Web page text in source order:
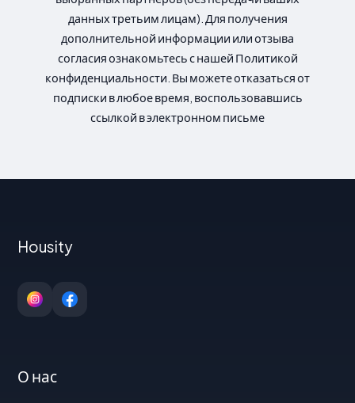
данных третьим лицам). Для получения
дополнительной информации или отзыва
согласия ознакомьтесь с нашей Политикой
конфиденциальности. Вы можете отказаться от
подписки в любое время, воспользовавшись
ссылкой в электронном письме
Housity
О нас